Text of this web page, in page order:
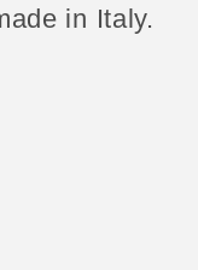
in Italy.